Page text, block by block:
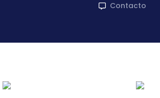
Contacto